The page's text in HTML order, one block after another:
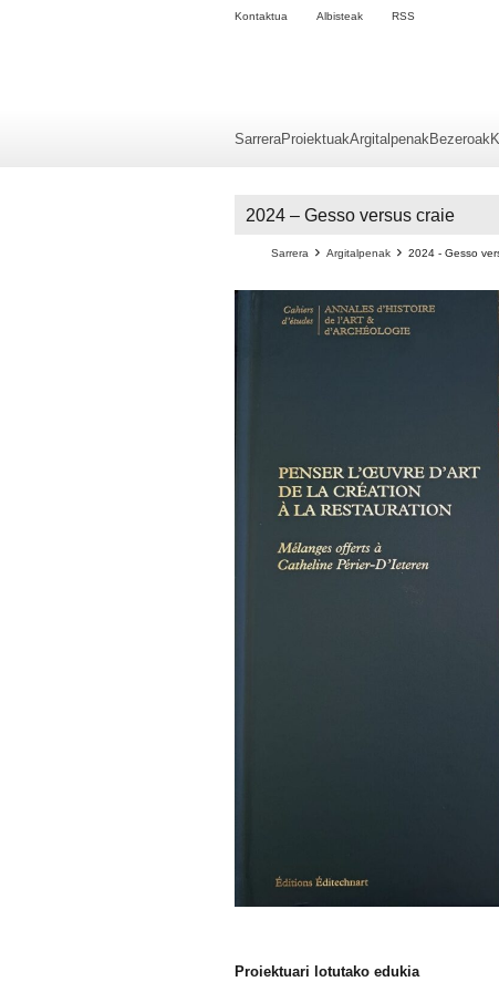
Kontaktua Albisteak RSS
SarreraProiektuakArgitalpenakBezeroak
2024 – Gesso versus craie
Sarrera Argitalpenak 2024 - Gesso
Proiektuari lotutako edukia